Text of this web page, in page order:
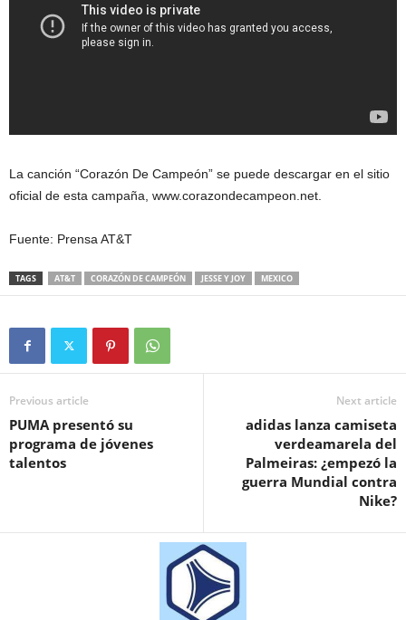
La canción “Corazón De Campeón” se puede descargar en el sitio
oficial de esta campaña, www.corazondecampeon.net.
Fuente: Prensa AT&T
TAGS AT&T CORAZÓN DE CAMPEÓN JESSE Y JOY MEXICO
Previous article
PUMA presentó su
programa de jóvenes
talentos
Next article
adidas lanza camiseta
verdeamarela del
Palmeiras: ¿empezó la
guerra Mundial contra
Nike?